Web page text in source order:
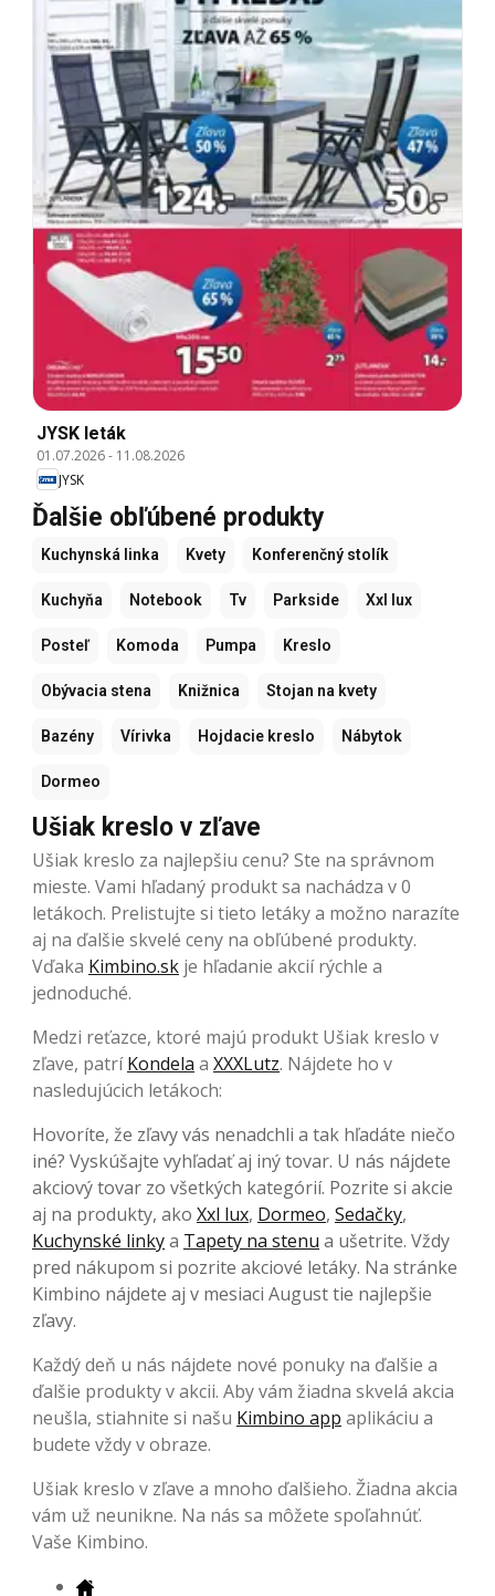
JYSK leták
01.07.2026- 11.08.2026
JYSK
Ďalšie obľúbené produkty
Kuchynská linka Kvety Konferenčný stolík
Kuchyňa Notebook Tv Parkside Xxl lux
Posteľ Komoda Pumpa Kreslo
Obývacia stena Knižnica Stojan na kvety
Bazény Vírivka Hojdacie kreslo Nábytok
Dormeo
Ušiak kreslo v zľave
Ušiak kreslo za najlepšiu cenu? Ste na správnom
mieste. Vami hľadaný produkt sa nachádza v 0
letákoch. Prelistujte si tieto letáky a možno narazíte
aj na ďalšie skvelé ceny na obľúbené produkty.
Vďaka Kimbino.sk je hľadanie akcií rýchle a
jednoduché.
Medzi reťazce, ktoré majú produkt Ušiak kreslo v
zľave, patríKondela a XXXLutz. Nájdete ho v
nasledujúcich letákoch:
Hovoríte, že zľavy vás nenadchli a tak hľadáte niečo
iné? Vyskúšajte vyhľadať aj iný tovar. U nás nájdete
akciový tovar zo všetkých kategórií. Pozrite si akcie
aj na produkty, ako Xxl lux, Dormeo, Sedačky,
Kuchynské linkya Tapety na stenu a ušetrite. Vždy
pred nákupom si pozrite akciové letáky. Na stránke
Kimbino nájdete aj v mesiaci August tie najlepšie
zľavy.
Každý deň u nás nájdete nové ponuky na ďalšie a
ďalšie produkty v akcii. Aby vám žiadna skvelá akcia
neušla, stiahnite si našu Kimbino app aplikáciu a
budete vždy v obraze.
Ušiak kreslo v zľave a mnoho ďalšieho. Žiadna akcia
vám už neunikne. Na nás sa môžete spoľahnúť.
Vaše Kimbino.